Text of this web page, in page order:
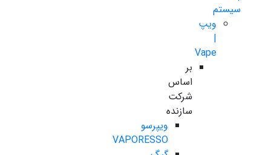
سیستم
ویپ
|
Vape
بر
اساس
شرکت
سازنده
ویپرسو
VAPORESSO